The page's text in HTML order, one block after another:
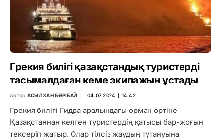
Грекия билігі қазақстандық туристерді
тасымалдаған кеме экипажын ұстады
Автор АСЫЛХАН БӨРІБАЙ 04.07.2024 ∣ 14:42
Грекия билігі Гидра аралындағы орман өртіне
Қазақстаннан келген туристердің қатысы бар-жоғын
тексеріп жатыр. Олар тілсіз жаудың тұтануына